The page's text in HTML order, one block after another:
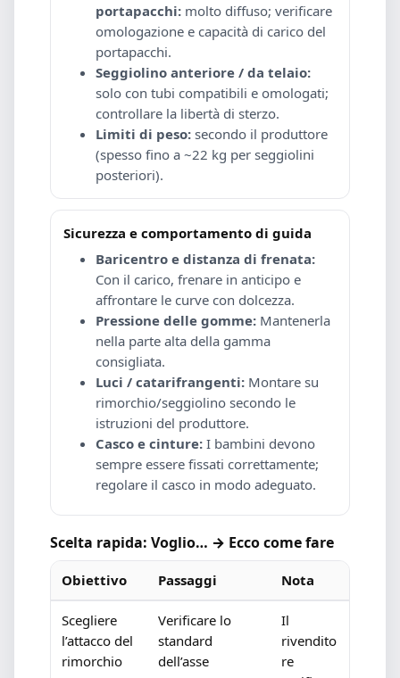
portapacchi: molto diffuso; verificare
omologazione e capacità di carico del
portapacchi.
Seggiolino anteriore / da telaio:
solo con tubi compatibili e omologati;
controllare la libertà di sterzo.
Limiti di peso: secondo il produttore
(spesso fino a ~22 kg per seggiolini
posteriori).
Sicurezza e comportamento di guida
Baricentro e distanza di frenata:
Con il carico, frenare in anticipo e
affrontare le curve con dolcezza.
Pressione delle gomme: Mantenerla
nella parte alta della gamma
consigliata.
Luci / catarifrangenti: Montare su
rimorchio/seggiolino secondo le
istruzioni del produttore.
Casco e cinture: I bambini devono
sempre essere fissati correttamente;
regolare il casco in modo adeguato.
Scelta rapida: Voglio… → Ecco come fare
Obiettivo Passaggi Nota
Scegliere
l’attacco del
rimorchio
Verificare lo
standard
dell’asse
Il
rivendito
re